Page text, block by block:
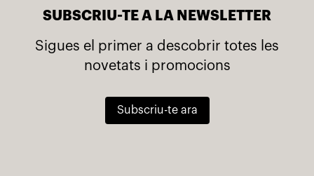
SUBSCRIU-TE A LA NEWSLETTER
Sigues el primer a descobrir totes les
novetats i promocions
Subscriu-te ara